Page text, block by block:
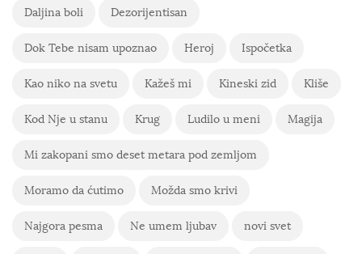
Daljina boli Dezorijentisan
Dok Tebe nisam upoznao Heroj Ispočetka
Kao niko na svetu Kažeš mi Kineski zid Kliše
Kod Nje u stanu Krug Ludilo u meni Magija
Mi zakopani smo deset metara pod zemljom
Moramo da ćutimo Možda smo krivi
Najgora pesma Ne umem ljubav novi svet